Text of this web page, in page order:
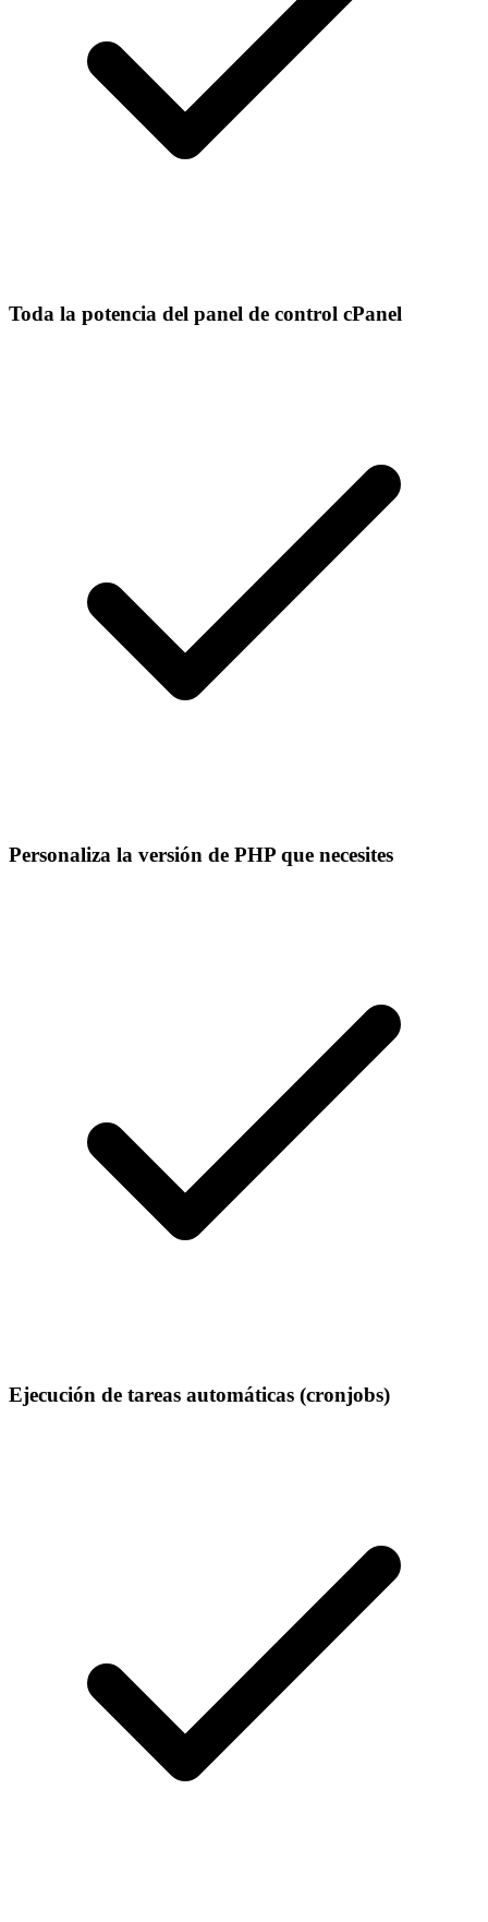
Toda la potencia del panel de control cPanel
Personaliza la versión de PHP que necesites
Ejecución de tareas automáticas (cronjobs)